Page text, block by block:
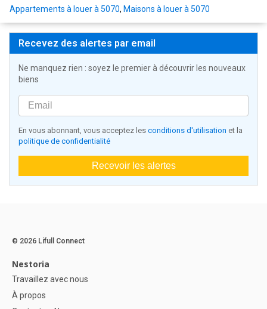
Appartements à louer à 5070, Maisons à louer à 5070
Recevez des alertes par email
Ne manquez rien : soyez le premier à découvrir les nouveaux
biens
En vous abonnant, vous acceptez les conditions d'utilisation et la
politique de confidentialité
Recevoir les alertes
© 2026 Lifull Connect
Nestoria
Travaillez avec nous
À propos